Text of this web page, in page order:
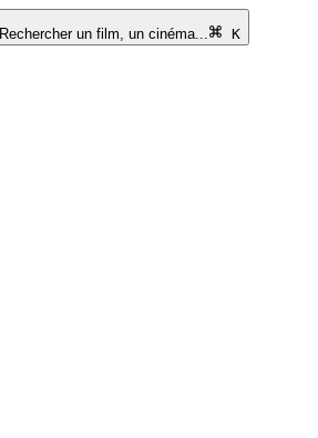
Rechercher un film, un cinéma...
K